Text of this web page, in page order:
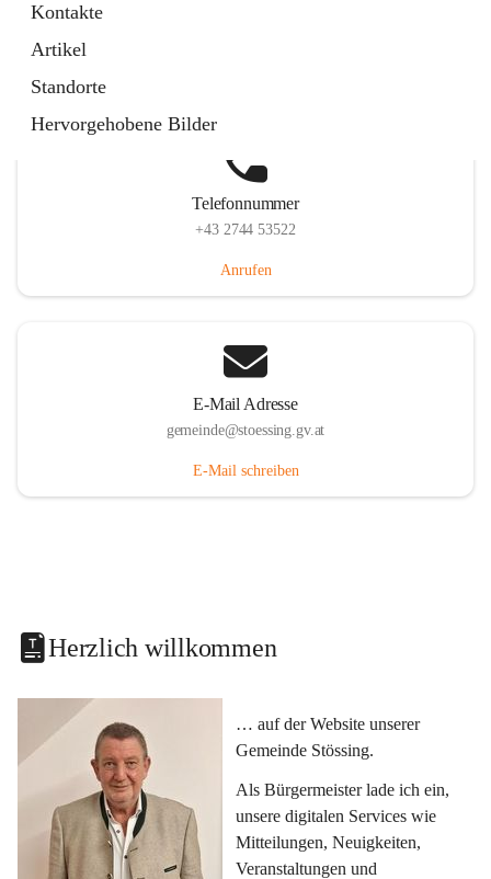
Kontakte
Artikel
Standorte
Hervorgehobene Bilder
Telefonnummer
+43 2744 53522
Anrufen
E-Mail Adresse
gemeinde@stoessing.gv.at
E-Mail schreiben
Herzlich willkommen
… auf der Website unserer
Gemeinde Stössing.
Als Bürgermeister lade ich ein,
unsere digitalen Services wie
Mitteilungen, Neuigkeiten,
Veranstaltungen und